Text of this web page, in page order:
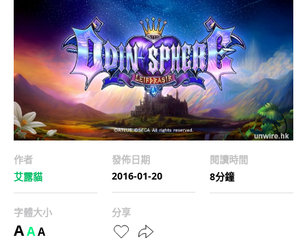
作者
艾露貓
發佈日期
2016-01-20
閱讀時間
8分鐘
字體大小
AAA
分享